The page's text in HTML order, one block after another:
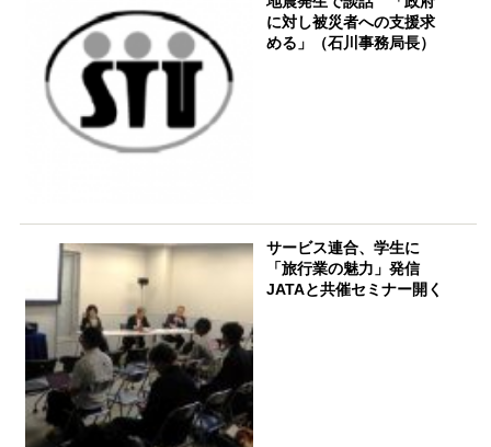
に対し被災者への支援求
める」（石川事務局長）
サービス連合、学生に
「旅行業の魅力」発信
JATAと共催セミナー開く